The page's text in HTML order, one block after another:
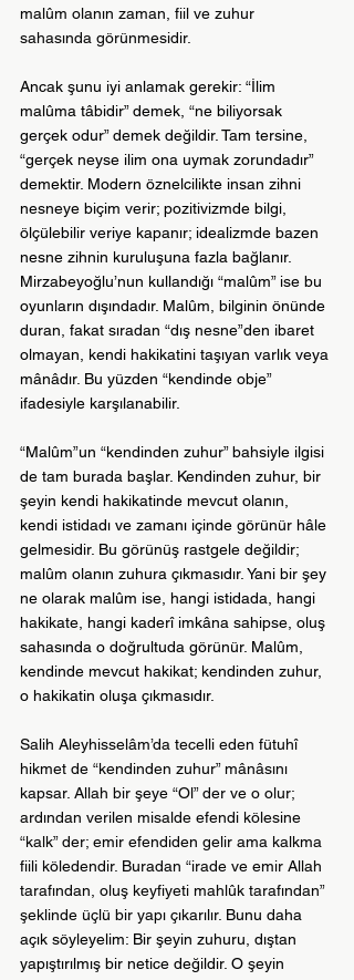
malûm olanın zaman, fiil ve zuhur
sahasında görünmesidir.
Ancak şunu iyi anlamak gerekir: “İlim
malûma tâbidir” demek, “ne biliyorsak
gerçek odur” demek değildir. Tam tersine,
“gerçek neyse ilim ona uymak zorundadır”
demektir. Modern öznelcilikte insan zihni
nesneye biçim verir; pozitivizmde bilgi,
ölçülebilir veriye kapanır; idealizmde bazen
nesne zihnin kuruluşuna fazla bağlanır.
Mirzabeyoğlu’nun kullandığı “malûm” ise bu
oyunların dışındadır. Malûm, bilginin önünde
duran, fakat sıradan “dış nesne”den ibaret
olmayan, kendi hakikatini taşıyan varlık veya
mânâdır. Bu yüzden “kendinde obje”
ifadesiyle karşılanabilir.
“Malûm”un “kendinden zuhur” bahsiyle ilgisi
de tam burada başlar. Kendinden zuhur, bir
şeyin kendi hakikatinde mevcut olanın,
kendi istidadı ve zamanı içinde görünür hâle
gelmesidir. Bu görünüş rastgele değildir;
malûm olanın zuhura çıkmasıdır. Yani bir şey
ne olarak malûm ise, hangi istidada, hangi
hakikate, hangi kaderî imkâna sahipse, oluş
sahasında o doğrultuda görünür. Malûm,
kendinde mevcut hakikat; kendinden zuhur,
o hakikatin oluşa çıkmasıdır.
Salih Aleyhisselâm’da tecelli eden fütuhî
hikmet de “kendinden zuhur” mânâsını
kapsar. Allah bir şeye “Ol” der ve o olur;
ardından verilen misalde efendi kölesine
“kalk” der; emir efendiden gelir ama kalkma
fiili köledendir. Buradan “irade ve emir Allah
tarafından, oluş keyfiyeti mahlûk tarafından”
şeklinde üçlü bir yapı çıkarılır. Bunu daha
açık söyleyelim: Bir şeyin zuhuru, dıştan
yapıştırılmış bir netice değildir. O şeyin